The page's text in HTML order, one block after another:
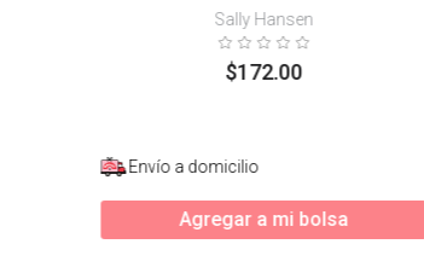
Sally Hansen
$172.00
Envío a domicilio
Agregar a mi bolsa